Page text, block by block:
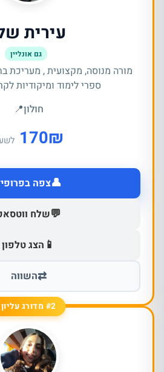
עירית
גם אונליין
מורה מנוסה, מקצועית , מעריכת
ספרי לימוד ומיקודיות
חולון📍
₪
170
👤צפה
💬שלח
📱 הצג טלפון
⇄השווה
#2 מדורג עליון